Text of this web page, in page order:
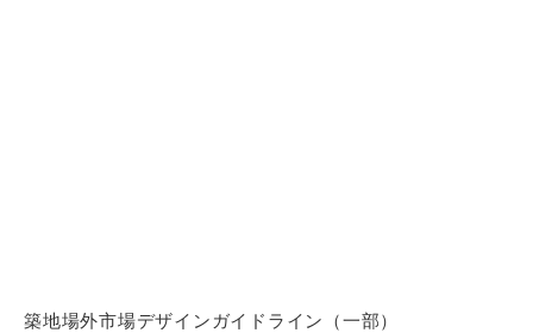
築地場外市場デザインガイドライン（一部）